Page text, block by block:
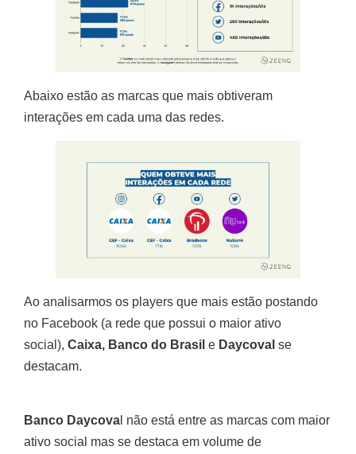
Abaixo estão as marcas que mais obtiveram
interações em cada uma das redes.
Ao analisarmos os players que mais estão postando
no Facebook (a rede que possui o maior ativo
social), Caixa, Banco do Brasil e Daycoval se
destacam.
Banco Daycova l não está entre as marcas com maior
ativo social mas se destaca em volume de